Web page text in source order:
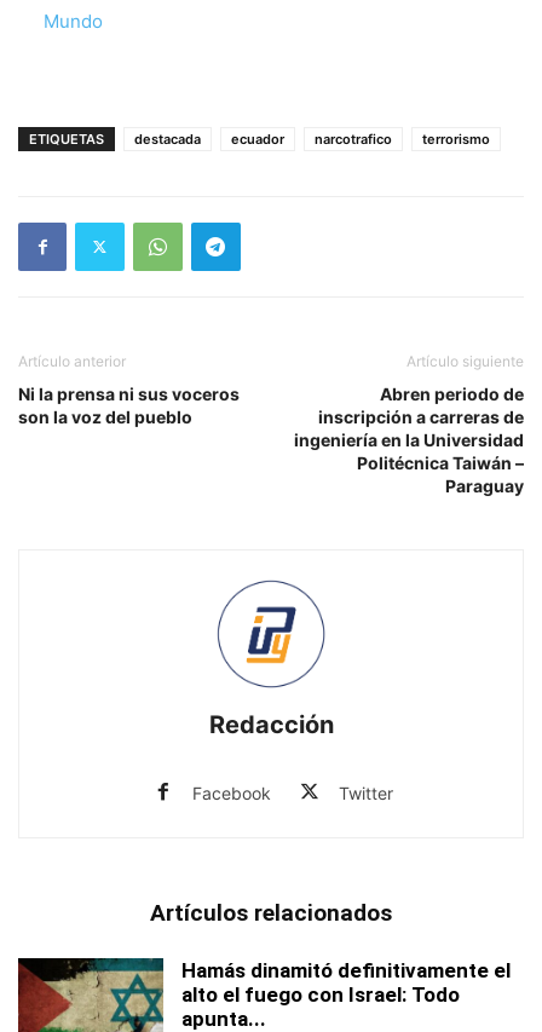
Respecto a
Mundo
ETIQUETAS destacada ecuador narcotrafico terrorismo
Artículo anterior
Ni la prensa ni sus voceros
son la voz del pueblo
Artículo siguiente
Abren periodo de
inscripción a carreras de
ingeniería en la Universidad
Politécnica Taiwán –
Paraguay
Redacción
Facebook Twitter
Artículos relacionados
Hamás dinamitó definitivamente el
alto el fuego con Israel: Todo
apunta...